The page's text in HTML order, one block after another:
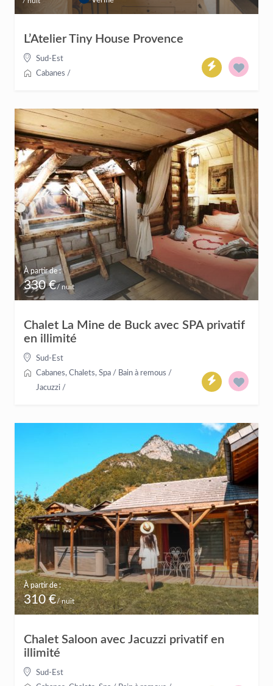
L’Atelier Tiny House Provence
Sud-Est
Cabanes /
À partir de :
330 €/ nuit
Chalet La Mine de Buck avec SPA privatif
en illimité
Sud-Est
Cabanes, Chalets, Spa / Bain à remous /
Jacuzzi /
À partir de :
310 €/ nuit
Chalet Saloon avec Jacuzzi privatif en
illimité
Sud-Est